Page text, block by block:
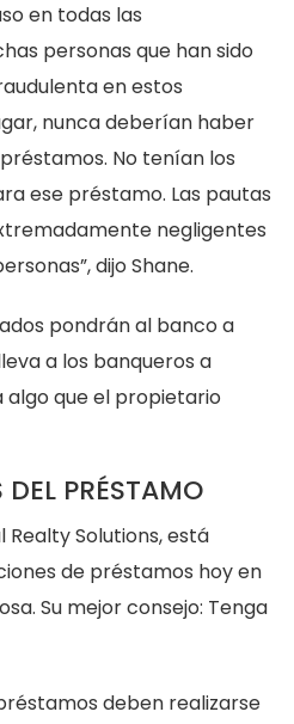
en todas las
personas que han sido
en estos
nunca deberían haber
No tenían los
ese préstamo. Las pautas
negligentes
dijo Shane.
pondrán al banco a
a los banqueros a
que el propietario
PRÉSTAMO
Solutions, está
de préstamos hoy en
Su mejor consejo: Tenga
deben realizarse